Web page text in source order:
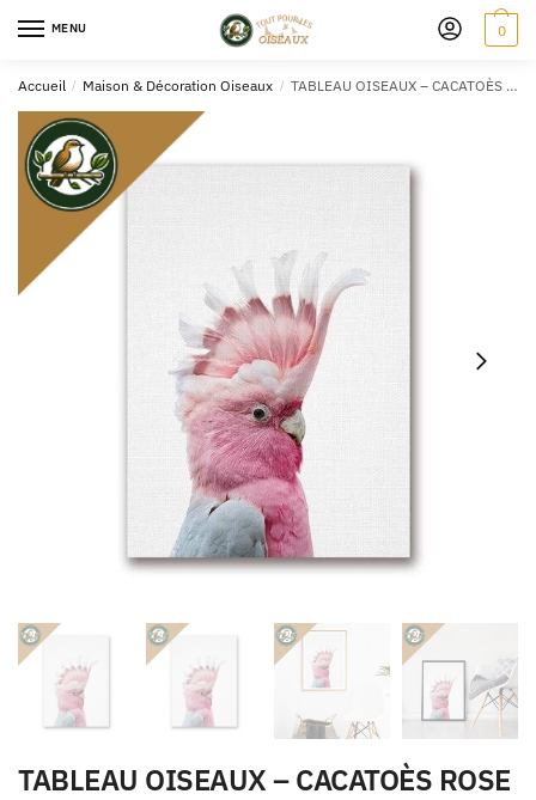
MENU 0
Accueil / Maison & Décoration Oiseaux / TABLEAU OISEAUX – CACATOÈS ROSE
TABLEAU OISEAUX – CACATOÈS ROSE